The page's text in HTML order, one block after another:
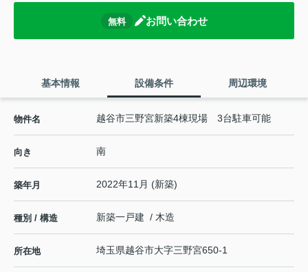
無料 お問い合わせ
基本情報 設備条件 周辺環境
物件名 越谷市三野宮新築4棟現場 3台駐車可能
向き 南
築年月 2022年11月 (新築)
種別 / 構造 新築一戸建 / 木造
所在地 埼玉県越谷市大字三野宮650-1